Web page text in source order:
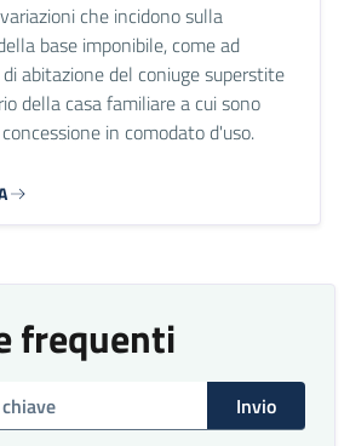
che incidono sulla
base imponibile, come ad
abitazione del coniuge superstite
della casa familiare a cui sono
in comodato d'uso.
frequenti
Invio